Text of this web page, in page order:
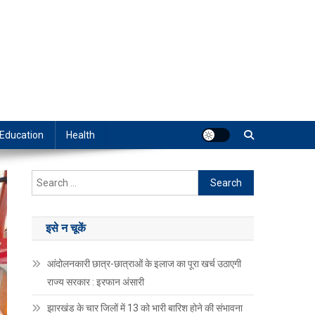
Education Health
Search
for:
इसे न चूकें
आंदोलनकारी छात्र-छात्राओं के इलाज का पूरा खर्च उठाएगी
राज्य सरकार : इरफान अंसारी
झारखंड के चार जिलों में 13 को भारी बारिश होने की संभावना